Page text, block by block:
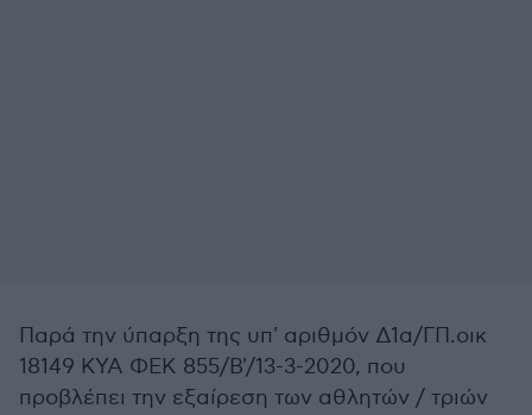
Παρά την ύπαρξη της υπ' αριθμόν Δ1α/ΓΠ.οικ
18149 ΚΥΑ ΦΕΚ 855/Β'/13-3-2020, που
προβλέπει την εξαίρεση των αθλητών / τριών